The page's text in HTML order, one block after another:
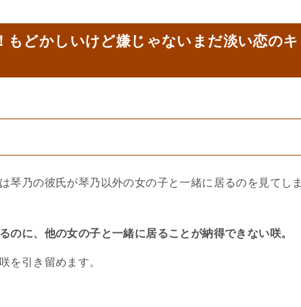
もどかしいけど嫌じゃないまだ淡い恋のキ
琴乃の彼氏が琴乃以外の女の子と一緒に居るのを見てしま
のに、他の女の子と一緒に居ることが納得できない咲。
を引き留めます。